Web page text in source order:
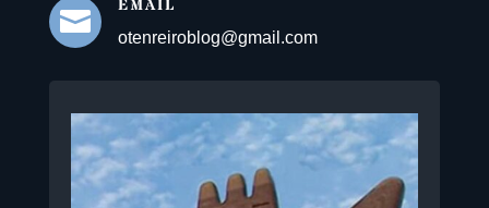

EMAIL
otenreiroblog@gmail.com